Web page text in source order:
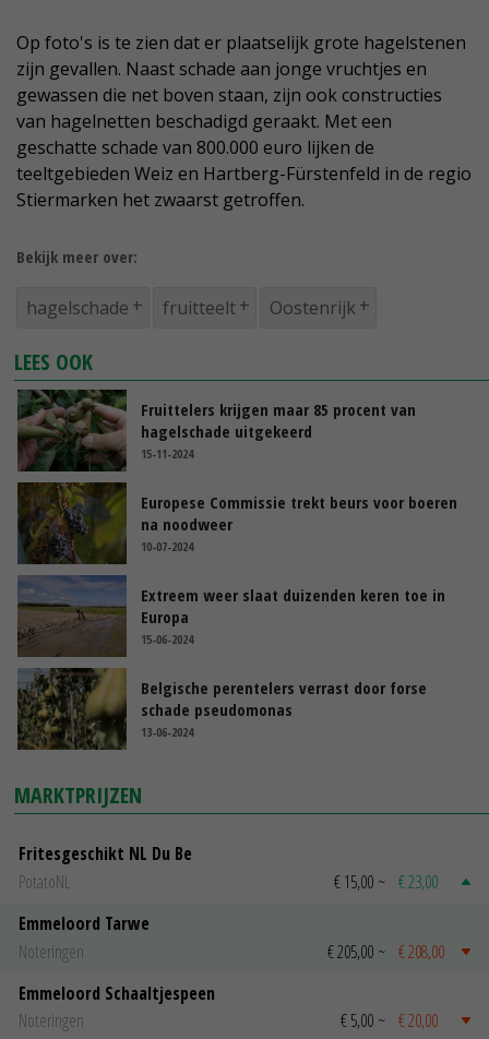
Op foto's is te zien dat er plaatselijk grote hagelstenen
zijn gevallen. Naast schade aan jonge vruchtjes en
gewassen die net boven staan, zijn ook constructies
van hagelnetten beschadigd geraakt. Met een
geschatte schade van 800.000 euro lijken de
teeltgebieden Weiz en Hartberg-Fürstenfeld in de regio
Stiermarken het zwaarst getroffen.
Bekijk meer over:
hagelschade fruitteelt Oostenrijk
LEES OOK
Fruittelers krijgen maar 85 procent van
hagelschade uitgekeerd
15-11-2024
Europese Commissie trekt beurs voor boeren
na noodweer
10-07-2024
Extreem weer slaat duizenden keren toe in
Europa
15-06-2024
Belgische perentelers verrast door forse
schade pseudomonas
13-06-2024
MARKTPRIJZEN
Fritesgeschikt NL Du Be
PotatoNL
€ 15,00 ~ € 23,00
Emmeloord Tarwe
Noteringen
€ 205,00 ~ € 208,00
Emmeloord Schaaltjespeen
Noteringen
€ 5,00 ~ € 20,00